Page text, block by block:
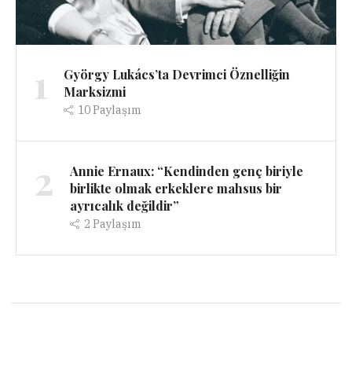
1
György Lukács’ta Devrimci Öznelliğin
Marksizmi
10Paylaşım
2
Annie Ernaux: “Kendinden genç biriyle
birlikte olmak erkeklere mahsus bir
ayrıcalık değildir”
2 Paylaşım